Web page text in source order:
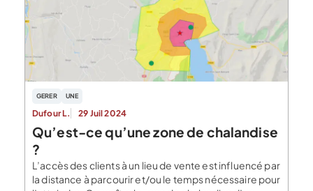
GERER UNE
Dufour L. 29 Juil 2024
Qu’est-ce qu’une zone de chalandise
?
L’accès des clients à un lieu de vente est influencé par
la distance à parcourir et/ou le temps nécessaire pour